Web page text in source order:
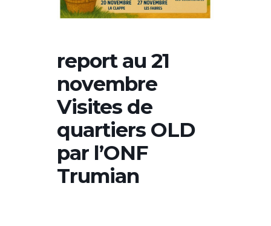
report au 21
novembre
Visites de
quartiers OLD
par l’ONF
Trumian